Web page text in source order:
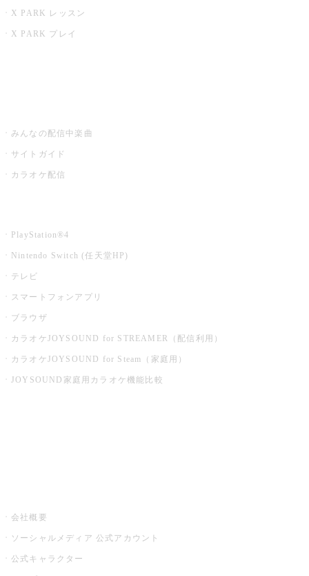
X PARK レッスン
X PARK プレイ
みんなの配信中楽曲
サイトガイド
カラオケ配信
PlayStation®4
Nintendo Switch (任天堂HP)
テレビ
スマートフォンアプリ
ブラウザ
カラオケJOYSOUND for STREAMER（配信利用）
カラオケJOYSOUND for Steam（家庭用）
JOYSOUND家庭用カラオケ機能比較
会社概要
ソーシャルメディア 公式アカウント
公式キャラクター